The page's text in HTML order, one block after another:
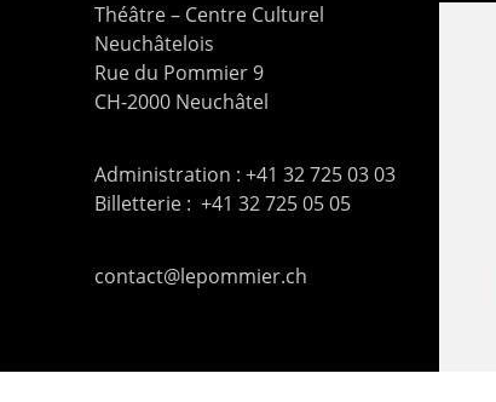
Théâtre – Centre Culturel
Neuchâtelois
Rue du Pommier 9
CH-2000 Neuchâtel
Administration : +41 32 725 03 03
Billetterie : +41 32 725 05 05
contact@lepommier.ch